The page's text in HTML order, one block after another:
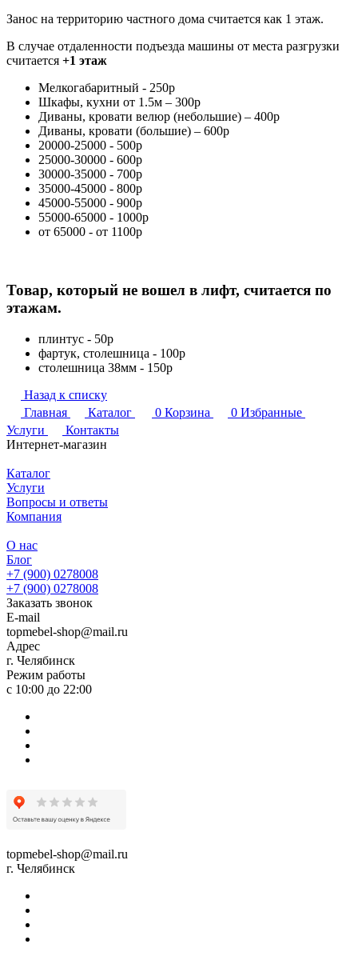
Занос на территорию частного дома считается как 1 этаж.
В случае отдаленности подъезда машины от места разгрузки
считается +1 этаж
Мелкогабаритный - 250р
Шкафы, кухни от 1.5м – 300р
Диваны, кровати велюр (небольшие) – 400р
Диваны, кровати (большие) – 600р
20000-25000 - 500р
25000-30000 - 600р
30000-35000 - 700р
35000-45000 - 800р
45000-55000 - 900р
55000-65000 - 1000р
от 65000 - от 1100р
Товар, который не вошел в лифт, считается по
этажам.
плинтус - 50р
фартук, столешница - 100р
столешница 38мм - 150р
Назад к списку
Главная
Каталог 0 Корзина 0 Избранные
Услуги
Контакты
Интернет-магазин
Каталог
Услуги
Вопросы и ответы
Компания
О нас
Блог
+7 (900) 0278008
+7 (900) 0278008
Заказать звонок
E-mail
topmebel-shop@mail.ru
Адрес
г. Челябинск
Режим работы
с 10:00 до 22:00
topmebel-shop@mail.ru
г. Челябинск